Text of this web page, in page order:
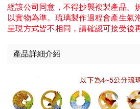
經該公司同意，不得抄襲複製產品。
以實物為準。琉璃製作過程會產生氣
呈現方式皆不相同，請確認可接受後
產品詳細介紹